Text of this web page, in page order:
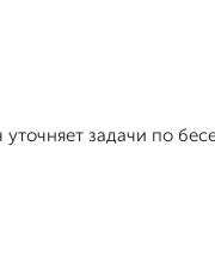
задачи по